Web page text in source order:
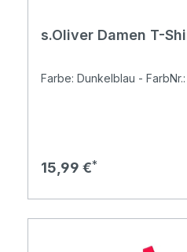
s.Oliver Damen T-
Farbe: Dunkelblau -
Regulärer Preis:
15,99 €